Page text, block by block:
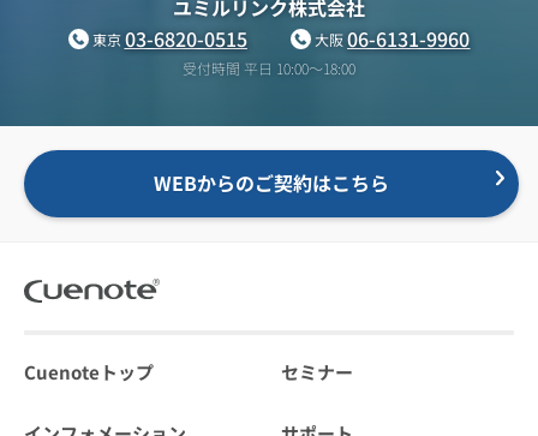
ユミルリンク株式会社
東京03-6820-0515 大阪06-6131-9960
受付時間 平日 10:00〜18:00
WEBからのご契約はこちら
Cuenoteトップ セミナー